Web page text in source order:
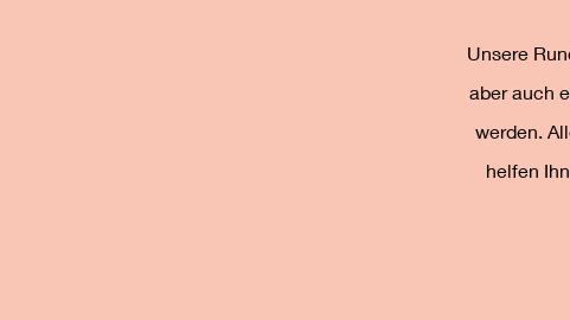
Unsere
aber auch
werden.
helfen